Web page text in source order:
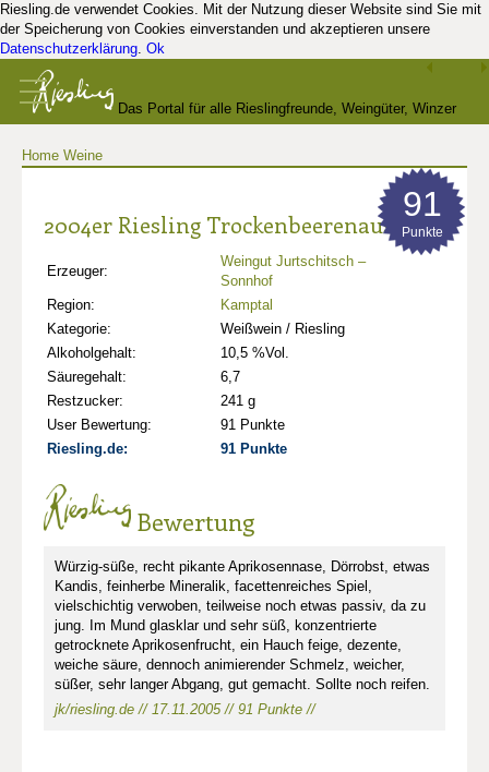
Riesling.de verwendet Cookies. Mit der Nutzung dieser Website sind Sie mit
der Speicherung von Cookies einverstanden und akzeptieren unsere
Datenschutzerklärung. Ok
Das Portal für alle Rieslingfreunde, Weingüter, Winzer
Home Weine
2004er Riesling Trockenbeerenauslese
Erzeuger:
Weingut Jurtschitsch –
Sonnhof
Region:
Kamptal
Kategorie:
Weißwein / Riesling
Alkoholgehalt:
10,5 %Vol.
Säuregehalt:
6,7
Restzucker:
241 g
User Bewertung:
91 Punkte
Riesling.de:
91 Punkte
91
Punkte
Bewertung
Würzig-süße, recht pikante Aprikosennase, Dörrobst, etwas
Kandis, feinherbe Mineralik, facettenreiches Spiel,
vielschichtig verwoben, teilweise noch etwas passiv, da zu
jung. Im Mund glasklar und sehr süß, konzentrierte
getrocknete Aprikosenfrucht, ein Hauch feige, dezente,
weiche säure, dennoch animierender Schmelz, weicher,
süßer, sehr langer Abgang, gut gemacht. Sollte noch reifen.
jk/riesling.de // 17.11.2005 // 91 Punkte //